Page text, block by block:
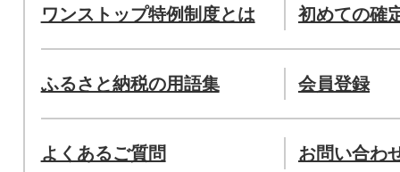
ワンストップ特例制度とは 初めての確
ふるさと納税の用語集 会員登録
よくあるご質問 お問い合わ